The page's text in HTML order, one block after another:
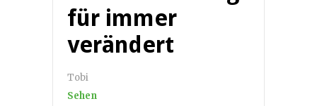
für immer
verändert
Tobi
Sehen